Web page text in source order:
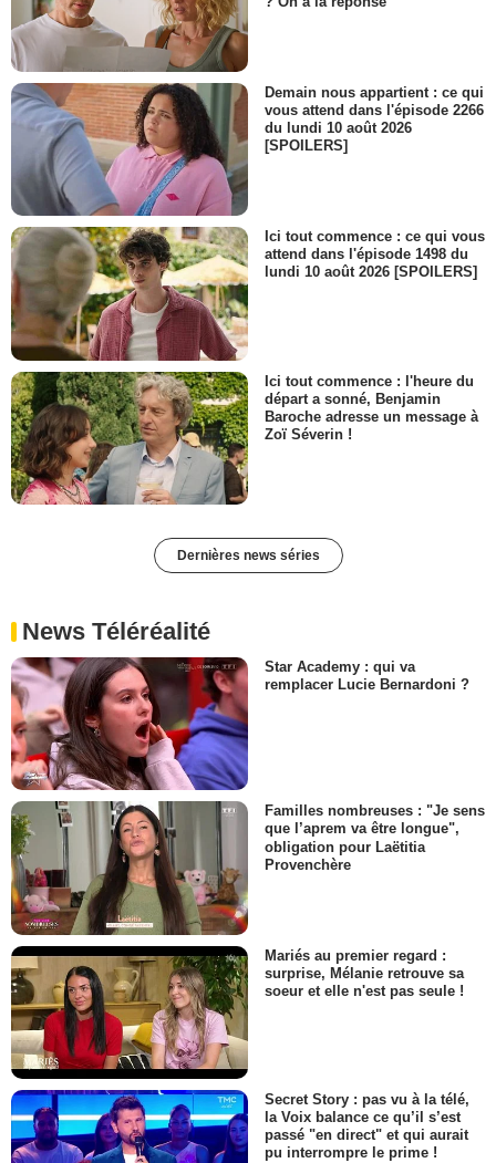
Demain nous appartient : ce qui
vous attend dans l'épisode 2266
du lundi 10 août 2026
[SPOILERS]
Ici tout commence : ce qui vous
attend dans l'épisode 1498 du
lundi 10 août 2026 [SPOILERS]
Ici tout commence : l'heure du
départ a sonné, Benjamin
Baroche adresse un message à
Zoï Séverin !
Dernières news séries
News Téléréalité
Star Academy : qui va
remplacer Lucie Bernardoni ?
Familles nombreuses : "Je sens
que l’aprem va être longue",
obligation pour Laëtitia
Provenchère
Mariés au premier regard :
surprise, Mélanie retrouve sa
soeur et elle n'est pas seule !
Secret Story : pas vu à la télé,
la Voix balance ce qu’il s’est
passé "en direct" et qui aurait
pu interrompre le prime !